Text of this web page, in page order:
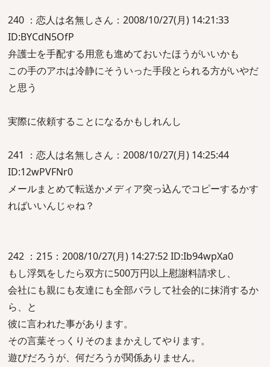
240 ：恋人は名無しさん：2008/10/27(月) 14:21:33
ID:BYCdN5OfP
弁護士を手配する用意も進めておいたほうがいいかも
この手のアホは冷静にそういった手段とられる方がいやだ
と思う
実際に依頼することになるかもしれんし
241 ：恋人は名無しさん：2008/10/27(月) 14:25:44
ID:12wPVFNr0
メールまとめて転送かメディア突っ込んでコピーするかす
ればいいんじゃね？
242 ：215：2008/10/27(月) 14:27:52 ID:Ib94wpXa0
もし浮気をしたら双方に500万円以上慰謝料請求し、
会社にも親にも友達にも全部バラして社会的に抹消するか
ら、と
彼に言われた事があります。
その言葉そっくりそのままかえしてやります。
遊びだろうが、何だろうが関係ありません。